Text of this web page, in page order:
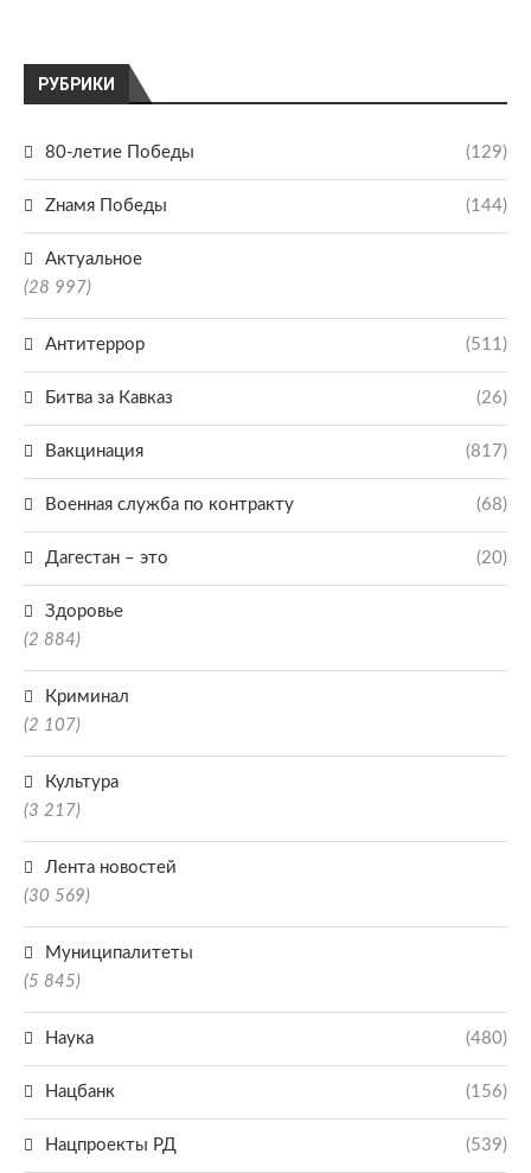
РУБРИКИ
80-летие Победы (129)
Zнамя Победы (144)
Актуальное
(28 997)
Антитеррор (511)
Битва за Кавказ (26)
Вакцинация (817)
Военная служба по контракту (68)
Дагестан – это (20)
Здоровье
(2 884)
Криминал
(2 107)
Культура
(3 217)
Лента новостей
(30 569)
Муниципалитеты
(5 845)
Наука (480)
Нацбанк (156)
Нацпроекты РД (539)